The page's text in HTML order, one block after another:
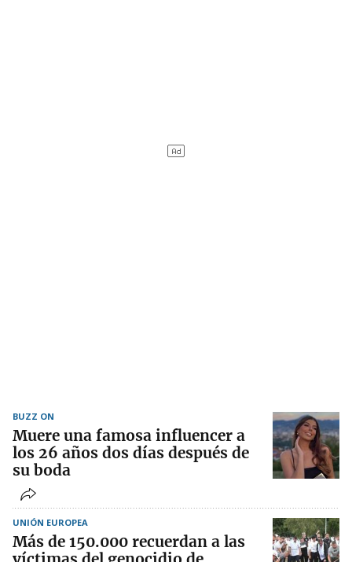
BUZZ ON
Muere una famosa influencer a
los 26 años dos días después de
su boda
UNIÓN EUROPEA
Más de 150.000 recuerdan a las